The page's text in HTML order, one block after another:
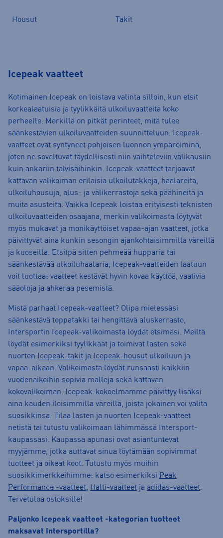
Housut Takit
Icepeak vaatteet
Kotimainen Icepeak on loistava valinta silloin, kun etsit
korkealaatuisia ja tyylikkäitä ulkoiluvaatteita koko
perheelle. Merkillä on pitkät perinteet, mitä tulee
säänkestävien ulkoiluvaatteiden suunnitteluun. Icepeak-
vaatteet ovat syntyneet pohjoisen luonnon ympäröiminä,
joten ne soveltuvat täydellisesti niin vaihteleviin välikausiin
kuin ankariin talvisäihinkin. Icepeak-vaatteet tarjoavat
kattavan valikoiman erilaisia ulkoilutakkeja, haalareita,
ulkoiluhousuja, alus- ja välikerrastoja sekä päähineitä ja
muita asusteita. Vaikka Icepeak loistaa erityisesti teknisten
ulkoiluvaatteiden osaajana, merkin valikoimasta löytyvät
myös mukavat ja monikäyttöiset vapaa-ajan vaatteet, jotka
päivittyvät aina kunkin sesongin ajankohtaisimmilla väreillä
ja kuoseilla. Etsitpä sitten pehmeää hupparia tai
säänkestävää ulkoiluhaalaria, Icepeak-vaatteiden laatuun
voit luottaa: vaatteet kestävät hyvin kovaa käyttöä, vaativia
sääoloja ja ahkeraa pesemistä.
Mistä parhaat Icepeak-vaatteet? Olipa mielessäsi
säänkestävä toppatakki tai hengittävä aluskerrasto,
Intersportin Icepeak-valikoimasta löydät etsimäsi. Meiltä
löydät esimerkiksi tyylikkäät ja toimivat lasten sekä
nuorten
Icepeak-takit ja Icepeak-housut ulkoiluun ja
vapaa-aikaan. Valikoimasta löydät runsaasti kaikkiin
vuodenaikoihin sopivia malleja sekä kattavan
kokovalikoiman. Icepeak-kokoelmamme päivittyy lisäksi
aina kauden iloisimmilla väreillä, joista jokainen voi valita
suosikkinsa. Tilaa lasten ja nuorten Icepeak-vaatteet
netistä tai tutustu valikoimaan lähimmässä Intersport-
kaupassasi. Kaupassa apunasi ovat asiantuntevat
myyjämme, jotka auttavat sinua löytämään sopivimmat
tuotteet ja oikeat koot. Tutustu myös muihin
suosikkimerkkeihimme: katso esimerkiksi Peak
Performance -vaatteet, Halti-vaatteet ja adidas-vaatteet.
Tervetuloa ostoksille!
Paljonko Icepeak vaatteet -kategorian tuotteet
maksavat Intersportilla?